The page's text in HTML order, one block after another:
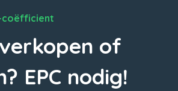
coëfficient
of
EPC nodig!